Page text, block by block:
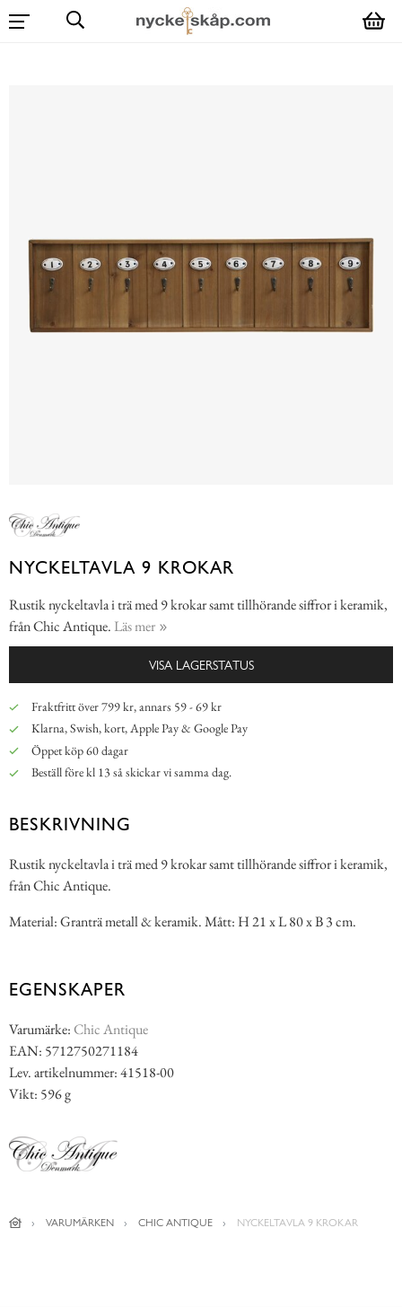
NYCKELTAVLA 9 KROKAR
Rustik nyckeltavla i trä med 9 krokar samt tillhörande siffror i keramik,
från Chic Antique. Läs mer
VISA LAGERSTATUS
Fraktfritt över 799 kr, annars 59 - 69 kr
Klarna, Swish, kort, Apple Pay & Google Pay
Öppet köp 60 dagar
Beställ före kl 13 så skickar vi samma dag.
BESKRIVNING
Rustik nyckeltavla i trä med 9 krokar samt tillhörande siffror i keramik,
från Chic Antique.
Material: Granträ metall & keramik. Mått: H 21 x L 80 x B 3 cm.
EGENSKAPER
Varumärke:Chic Antique
EAN: 5712750271184
Lev. artikelnummer: 41518-00
Vikt: 596 g
VARUMÄRKEN CHIC ANTIQUE NYCKELTAVLA 9 KROKAR